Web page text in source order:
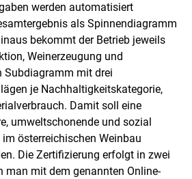
werden automatisiert
als Spinnendiagramm
bekommt der Betrieb jeweils
Weinerzeugung und
Subdiagramm mit drei
je Nachhaltigkeitskategorie,
Damit soll eine
umweltschonende und sozial
österreichischen Weinbau
Die Zertifizierung erfolgt in zwei
man mit dem genannten Online-